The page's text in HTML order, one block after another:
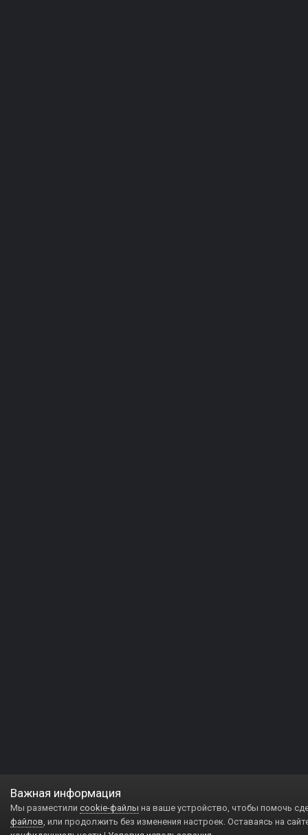
Важная информация
Мы разместили cookie-файлы на ваше устройство, чтобы помочь
файлов, или продолжить без изменения настроек. Оставаясь на